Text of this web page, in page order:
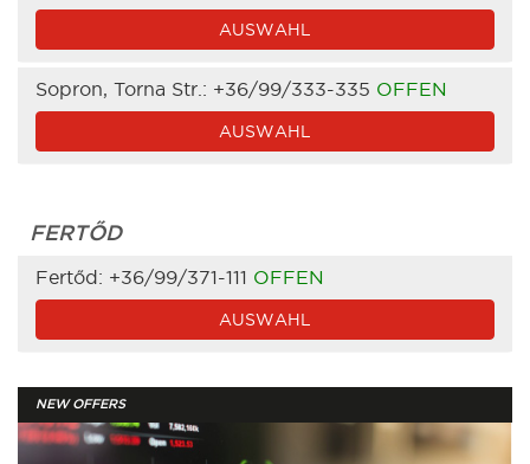
AUSWAHL
Sopron, Torna Str.: +36/99/333-335 OFFEN
AUSWAHL
FERTŐD
Fertőd: +36/99/371-111 OFFEN
AUSWAHL
NEW OFFERS